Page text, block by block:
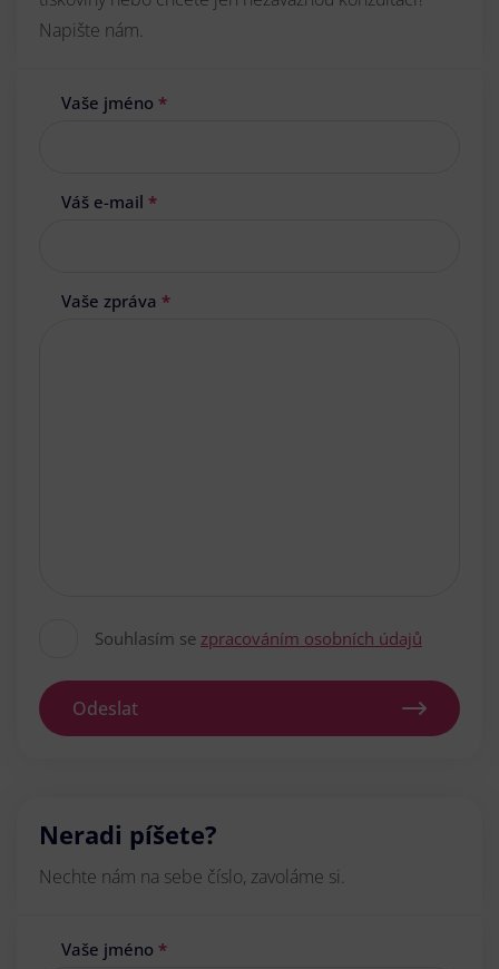
Napište nám.
Vaše jméno *
Váš e-mail *
Vaše zpráva *
Souhlasím se zpracováním osobních údajů
Odeslat
Neradi píšete?
Nechte nám na sebe číslo, zavoláme si.
Vaše jméno *